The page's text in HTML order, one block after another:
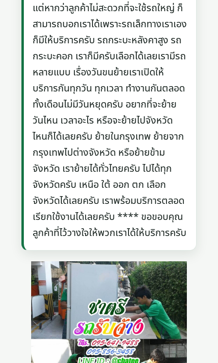
แต่หากว่าลูกค้าไม่สะดวกที่จะใช้รถใหญ่ ก็
สามารถบอกเราได้เพราะรถเล็กทางเราเอง
ก็มีให้บริการครับ รถกระบะหลังคาสูง รถ
กระบะคอก เราก็มีครับเลือกได้เลยเรามีรถ
หลายแบบ เรื่องวันขนย้ายเราเปิดให้
บริการกันทุกวัน ทุกเวลา ทำงานกันตลอด
ทั้งเดือนไม่มีวันหยุดครับ อยากที่จะย้าย
วันไหน เวลาอะไร หรือจะย้ายไปจังหวัด
ไหนก็ได้เลยครับ ย้ายในกรุงเทพ ย้ายจาก
กรุงเทพไปต่างจังหวัด หรือย้ายข้าม
จังหวัด เราย้ายได้ทั่วไทยครับ ไปได้ทุก
จังหวัดครับ เหนือ ใต้ ออก ตก เลือก
จังหวัดได้เลยครับ เราพร้อมบริการตลอด
เรียกใช้งานได้เลยครับ **** ขอขอบคุณ
ลูกค้าที่ไว้วางใจให้พวกเราได้ให้บริการครับ